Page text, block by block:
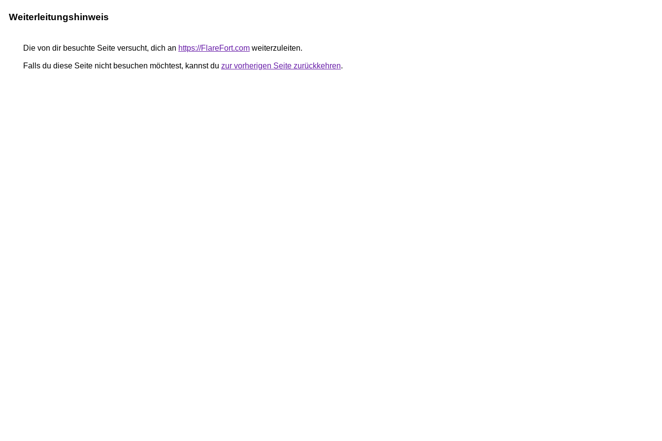
Weiterleitungshinweis
Die von dir besuchte Seite versucht, dich an https://FlareFort.com weiterzuleiten.
Falls du diese Seite nicht besuchen möchtest, kannst du zur vorherigen Seite zurückkehren.